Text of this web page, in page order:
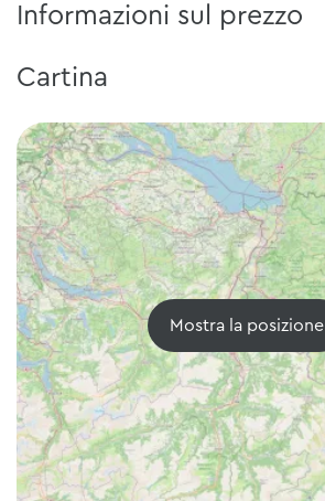
Informazioni sul prezzo
Cartina
Mostra la posizione